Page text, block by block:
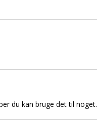
du kan bruge det til noget.